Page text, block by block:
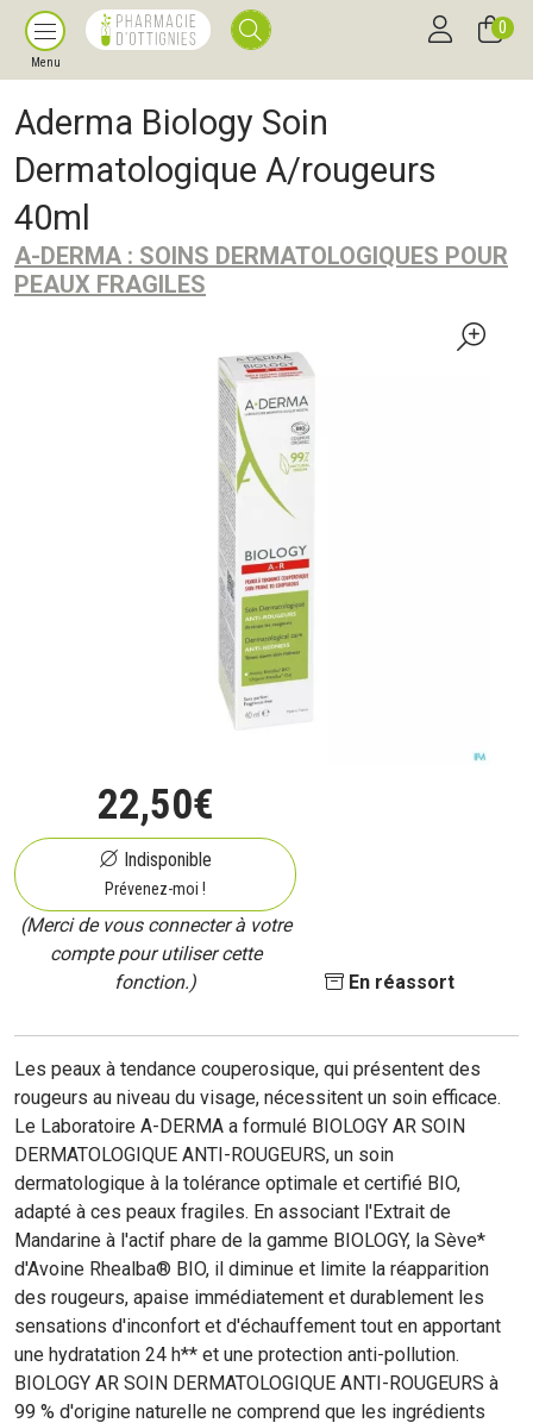
Menu
0
Aderma Biology Soin
Dermatologique A/rougeurs
40ml
A-DERMA : SOINS DERMATOLOGIQUES POUR
PEAUX FRAGILES
22,50€
Indisponible
Prévenez-moi !
(Merci de vous connecter à votre
compte pour utiliser cette
fonction.)
En réassort
Les peaux à tendance couperosique, qui présentent des
rougeurs au niveau du visage, nécessitent un soin efficace.
Le Laboratoire A-DERMA a formulé BIOLOGY AR SOIN
DERMATOLOGIQUE ANTI-ROUGEURS, un soin
dermatologique à la tolérance optimale et certifié BIO,
adapté à ces peaux fragiles. En associant l'Extrait de
Mandarine à l'actif phare de la gamme BIOLOGY, la Sève*
d'Avoine Rhealba® BIO, il diminue et limite la réapparition
des rougeurs, apaise immédiatement et durablement les
sensations d'inconfort et d'échauffement tout en apportant
une hydratation 24 h** et une protection anti-pollution.
BIOLOGY AR SOIN DERMATOLOGIQUE ANTI-ROUGEURS à
99 % d'origine naturelle ne comprend que les ingrédients